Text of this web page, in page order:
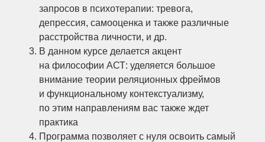
запросов в психотерапии: тревога,
депрессия, самооценка и также различные
расстройства личности, и др.
В данном курсе делается акцент
на философии АСТ: уделяется большое
внимание теории реляционных фреймов
и функциональному контекстуализму,
по этим направлениям вас также ждет
практика
Программа позволяет с нуля освоить самый